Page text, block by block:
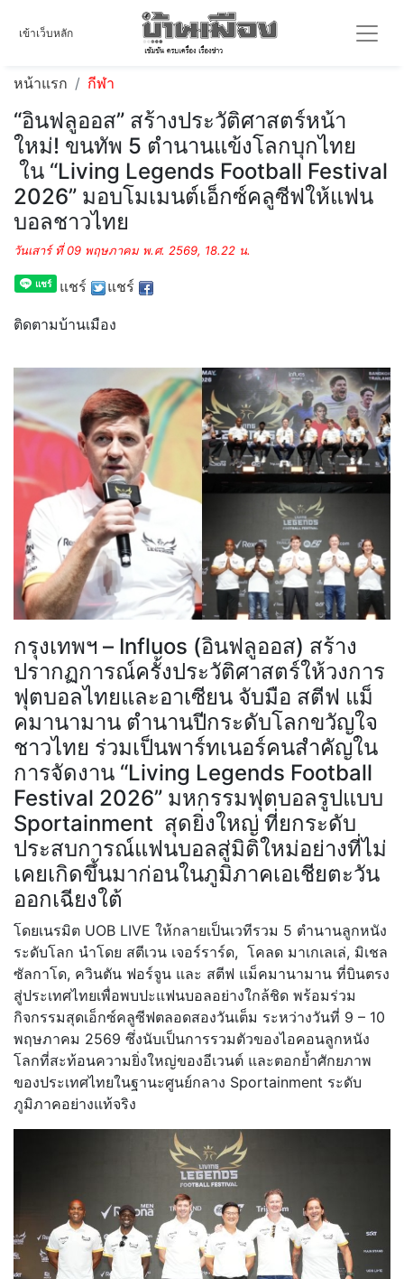
เข้าเว็บหลัก
หน้าแรก กีฬา
“อินฟลูออส” สร้างประวัติศาสตร์หน้า
ใหม่! ขนทัพ 5 ตำนานแข้งโลกบุกไทย
ใน “Living Legends Football Festival
2026” มอบโมเมนต์เอ็กซ์คลูซีฟให้แฟน
บอลชาวไทย
วันเสาร์ ที่ 09 พฤษภาคม พ.ศ. 2569, 18.22 น.
แชร์ แชร์
ติดตามบ้านเมือง
กรุงเทพฯ – Influos (อินฟลูออส) สร้าง
ปรากฏการณ์ครั้งประวัติศาสตร์ให้วงการ
ฟุตบอลไทยและอาเซียน จับมือ สตีฟ แม็
คมานามาน ตำนานปีกระดับโลกขวัญใจ
ชาวไทย ร่วมเป็นพาร์ทเนอร์คนสำคัญใน
การจัดงาน “Living Legends Football
Festival 2026” มหกรรมฟุตบอลรูปแบบ
Sportainment สุดยิ่งใหญ่ ที่ยกระดับ
ประสบการณ์แฟนบอลสู่มิติใหม่อย่างที่ไม่
เคยเกิดขึ้นมาก่อนในภูมิภาคเอเชียตะวัน
ออกเฉียงใต้
โดยเนรมิต UOB LIVE ให้กลายเป็นเวทีรวม 5 ตำนานลูกหนัง
ระดับโลก นำโดย สตีเวน เจอร์ราร์ด, โคลด มาเกเลเล่, มิเชล
ซัลกาโด, ควินตัน ฟอร์จูน และ สตีฟ แม็คมานามาน ที่บินตรง
สู่ประเทศไทยเพื่อพบปะแฟนบอลอย่างใกล้ชิด พร้อมร่วม
กิจกรรมสุดเอ็กซ์คลูซีฟตลอดสองวันเต็ม ระหว่างวันที่ 9 – 10
พฤษภาคม 2569 ซึ่งนับเป็นการรวมตัวของไอคอนลูกหนัง
โลกที่สะท้อนความยิ่งใหญ่ของอีเวนต์ และตอกย้ำศักยภาพ
ของประเทศไทยในฐานะศูนย์กลาง Sportainment ระดับ
ภูมิภาคอย่างแท้จริง